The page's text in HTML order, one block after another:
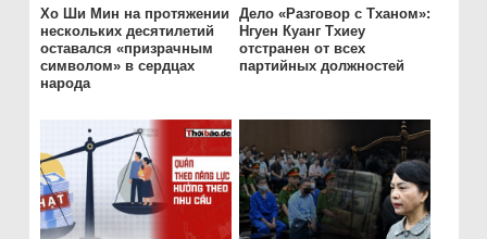
Хо Ши Мин на протяжении
нескольких десятилетий
оставался «призрачным
символом» в сердцах
народа
Дело «Разговор с Тханом»:
Нгуен Куанг Тхиеу
отстранен от всех
партийных должностей